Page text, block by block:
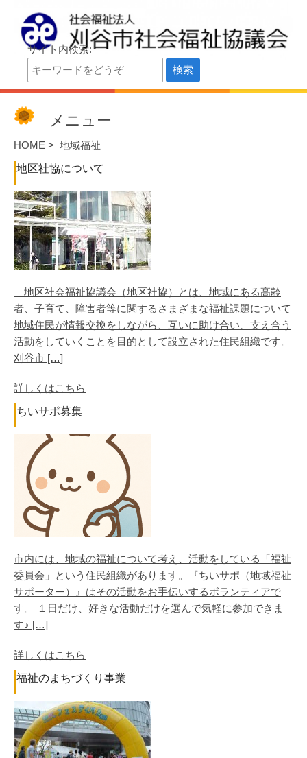
サイト内検索:
刈谷市社会福祉協議会
刈谷市社会福祉協議会公式サイト
メニュー
HOME > 地域福祉
地区社協について
地区社会福祉協議会（地区社協）とは、地域にある高齢
者、子育て、障害者等に関するさまざまな福祉課題について
地域住民が情報交換をしながら、互いに助け合い、支え合う
活動をしていくことを目的として設立された住民組織です。
刈谷市 […]
詳しくはこちら
ちいサポ募集
市内には、地域の福祉について考え、活動をしている「福祉
委員会」という住民組織があります。『ちいサポ（地域福祉
サポーター）』はその活動をお手伝いするボランティアで
す。 １日だけ、好きな活動だけを選んで気軽に参加できま
す♪ […]
詳しくはこちら
福祉のまちづくり事業